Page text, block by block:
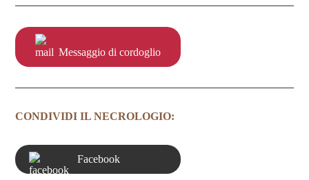
Messaggio di cordoglio
CONDIVIDI IL NECROLOGIO:
Facebook